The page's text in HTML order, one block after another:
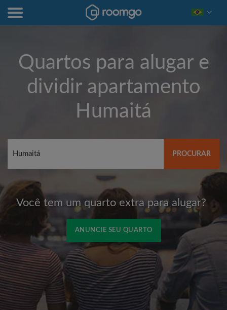
Quartos para alugar e
dividir apartamento
Humaitá
PROCURAR
Você tem um quarto extra para alugar?
ANUNCIE SEU QUARTO
Cadastrar-se com o Facebook
Jamais publicaremos na sua linha do tempo sem
sua permissão